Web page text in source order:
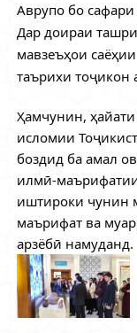
Аврупо бо
Дар доираи
мавзеъҳои
таърихи тоҷикон
Ҳамчунин,
исломии
боздид ба амал
илмӣ-
иштироки чунин
маърифат ва
арзёбӣ намуданд.